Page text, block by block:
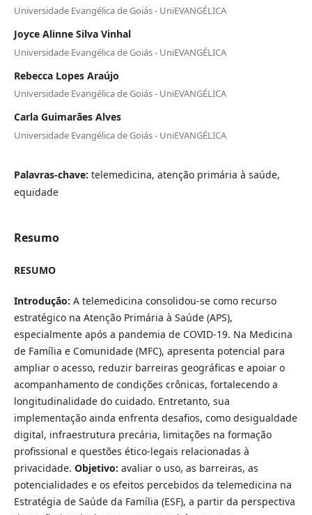
Universidade Evangélica de Goiás - UniEVANGÉLICA
Joyce Alinne Silva Vinhal
Universidade Evangélica de Goiás - UniEVANGÉLICA
Rebecca Lopes Araújo
Universidade Evangélica de Goiás - UniEVANGÉLICA
Carla Guimarães Alves
Universidade Evangélica de Goiás - UniEVANGÉLICA
Palavras-chave: telemedicina, atenção primária à saúde,
equidade
Resumo
RESUMO
Introdução: A telemedicina consolidou-se como recurso
estratégico na Atenção Primária à Saúde (APS),
especialmente após a pandemia de COVID-19. Na Medicina
de Família e Comunidade (MFC), apresenta potencial para
ampliar o acesso, reduzir barreiras geográficas e apoiar o
acompanhamento de condições crônicas, fortalecendo a
longitudinalidade do cuidado. Entretanto, sua
implementação ainda enfrenta desafios, como desigualdade
digital, infraestrutura precária, limitações na formação
profissional e questões ético-legais relacionadas à
privacidade. Objetivo: avaliar o uso, as barreiras, as
potencialidades e os efeitos percebidos da telemedicina na
Estratégia de Saúde da Família (ESF), a partir da perspectiva